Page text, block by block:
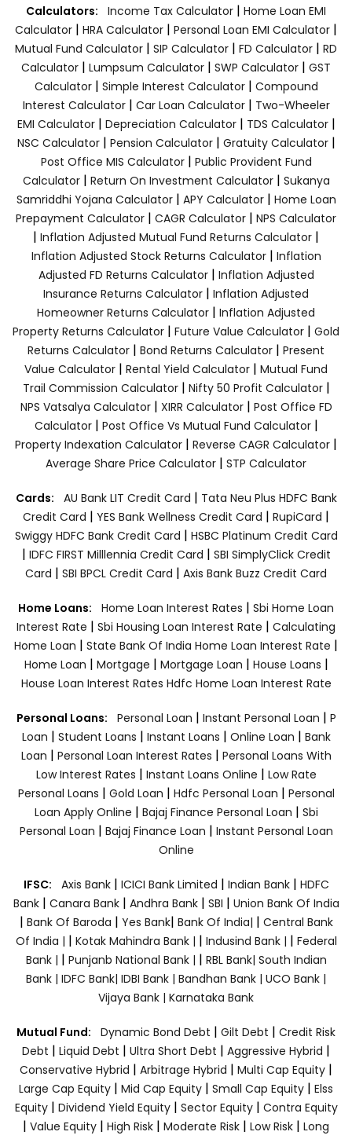
Calculators: Income Tax Calculator | Home Loan EMI
Calculator | HRA Calculator | Personal Loan EMI Calculator |
Mutual Fund Calculator | SIP Calculator | FD Calculator | RD
Calculator | Lumpsum Calculator | SWP Calculator | GST
Calculator| Simple Interest Calculator| Compound
Interest Calculator| Car Loan Calculator| Two-Wheeler
EMI Calculator| Depreciation Calculator| TDS Calculator|
NSC Calculator| Pension Calculator| Gratuity Calculator|
Post Office MIS Calculator| Public Provident Fund
Calculator| Return On Investment Calculator| Sukanya
Samriddhi Yojana Calculator| APY Calculator| Home Loan
Prepayment Calculator | CAGR Calculator | NPS Calculator
| Inflation Adjusted Mutual Fund Returns Calculator |
Inflation Adjusted Stock Returns Calculator| Inflation
Adjusted FD Returns Calculator| Inflation Adjusted
Insurance Returns Calculator | Inflation Adjusted
Homeowner Returns Calculator | Inflation Adjusted
Property Returns Calculator | Future Value Calculator | Gold
Returns Calculator | Bond Returns Calculator | Present
Value Calculator | Rental Yield Calculator | Mutual Fund
Trail Commission Calculator| Nifty 50 Profit Calculator|
NPS Vatsalya Calculator| XIRR Calculator| Post Office FD
Calculator| Post Office Vs Mutual Fund Calculator|
Property Indexation Calculator | Reverse CAGR Calculator |
Average Share Price Calculator | STP Calculator
Cards: AU Bank LIT Credit Card | Tata Neu Plus HDFC Bank
Credit Card | YES Bank Wellness Credit Card | RupiCard |
Swiggy HDFC Bank Credit Card | HSBC Platinum Credit Card
| IDFC FIRST Milllennia Credit Card | SBI SimplyClick Credit
Card | SBI BPCL Credit Card | Axis Bank Buzz Credit Card
Home Loans: Home Loan Interest Rates | Sbi Home Loan
Interest Rate | Sbi Housing Loan Interest Rate | Calculating
Home Loan | State Bank Of India Home Loan Interest Rate |
Home Loan | Mortgage | Mortgage Loan | House Loans |
House Loan Interest Rates Hdfc Home Loan Interest Rate
Personal Loans: Personal Loan | Instant Personal Loan | P
Loan | Student Loans | Instant Loans | Online Loan | Bank
Loan | Personal Loan Interest Rates | Personal Loans With
Low Interest Rates | Instant Loans Online | Low Rate
Personal Loans | Gold Loan | Hdfc Personal Loan | Personal
Loan Apply Online | Bajaj Finance Personal Loan | Sbi
Personal Loan | Bajaj Finance Loan | Instant Personal Loan
Online
IFSC: Axis Bank | ICICI Bank Limited | Indian Bank | HDFC
Bank| Canara Bank | Andhra Bank| SBI | Union Bank Of India
| Bank Of Baroda | Yes Bank| Bank Of India| | Central Bank
Of India | | Kotak Mahindra Bank | | Indusind Bank | | Federal
Bank | | Punjanb National Bank | | RBL Bank| South Indian
Bank | IDFC Bank| IDBI Bank | Bandhan Bank | UCO Bank |
Vijaya Bank | Karnataka Bank
Mutual Fund: Dynamic Bond Debt | Gilt Debt | Credit Risk
Debt | Liquid Debt | Ultra Short Debt | Aggressive Hybrid |
Conservative Hybrid | Arbitrage Hybrid | Multi Cap Equity |
Large Cap Equity | Mid Cap Equity | Small Cap Equity | Elss
Equity| Dividend Yield Equity| Sector Equity | Contra Equity
| Value Equity | High Risk | Moderate Risk | Low Risk | Long